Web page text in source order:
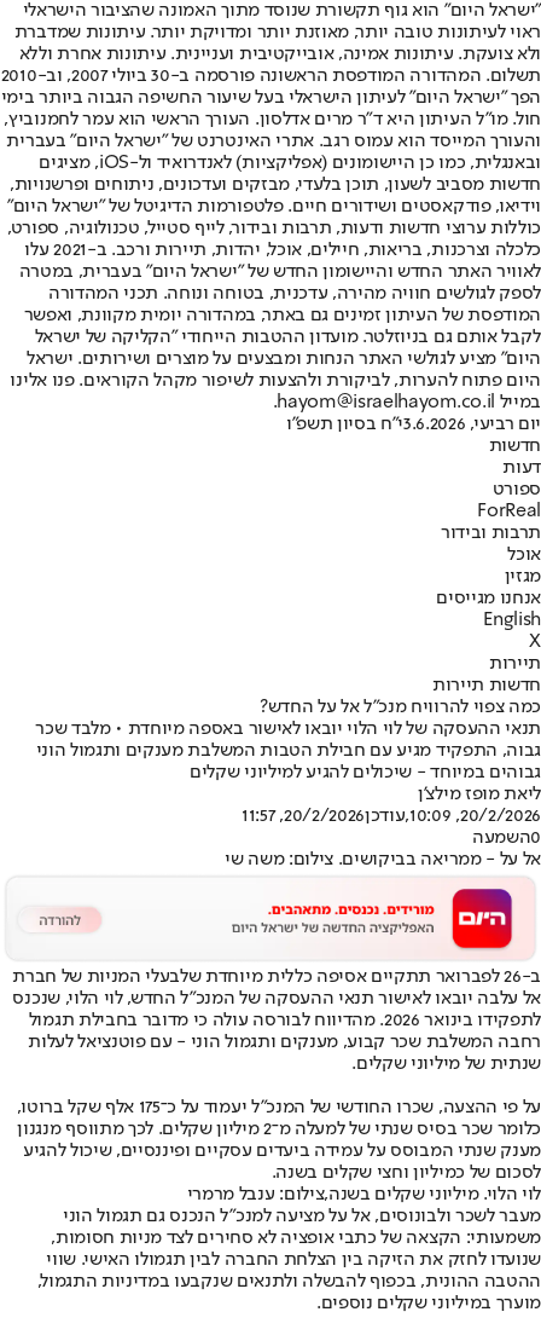
"ישראל היום" הוא גוף תקשורת שנוסד מתוך האמונה שהציבור הישראלי
ראוי לעיתונות טובה יותר, מאוזנת יותר ומדויקת יותר. עיתונות שמדברת
ולא צועקת. עיתונות אמינה, אובייקטיבית ועניינית. עיתונות אחרת וללא
תשלום. המהדורה המודפסת הראשונה פורסמה ב-30 ביולי 2007, וב-2010
הפך "ישראל היום" לעיתון הישראלי בעל שיעור החשיפה הגבוה ביותר בימי
חול. מו"ל העיתון היא ד"ר מרים אדלסון. העורך הראשי הוא עמר לחמנוביץ,
והעורך המייסד הוא עמוס רגב. אתרי האינטרנט של "ישראל היום" בעברית
ובאנגלית, כמו כן היישומונים (אפליקציות) לאנדרואיד ול-iOS, מציגים
חדשות מסביב לשעון, תוכן בלעדי, מבזקים ועדכונים, ניתוחים ופרשנויות,
וידיאו, פודקאסטים ושידורים חיים. פלטפורמות הדיגיטל של "ישראל היום"
כוללות ערוצי חדשות ודעות, תרבות ובידור, לייף סטייל, טכנולוגיה, ספורט,
כלכלה וצרכנות, בריאות, חיילים, אוכל, יהדות, תיירות ורכב. ב-2021 עלו
לאוויר האתר החדש והיישומון החדש של "ישראל היום" בעברית, במטרה
לספק לגולשים חוויה מהירה, עדכנית, בטוחה ונוחה. תכני המהדורה
המודפסת של העיתון זמינים גם באתר, במהדורה יומית מקוונת, ואפשר
לקבל אותם גם בניוזלטר. מועדון ההטבות הייחודי "הקליקה של ישראל
היום" מציע לגולשי האתר הנחות ומבצעים על מוצרים ושירותים. ישראל
היום פתוח להערות, לביקורת ולהצעות לשיפור מקהל הקוראים. פנו אלינו
במייל hayom@israelhayom.co.il.
יום רביעי, 3.6.2026
י"ח בסיון תשפ"ו
חדשות
דעות
ספורט
ForReal
תרבות ובידור
אוכל
מגזין
אנחנו מגייסים
English
X
תיירות
חדשות תיירות
כמה צפוי להרוויח מנכ"ל אל על החדש?
תנאי ההעסקה של לוי הלוי יובאו לאישור באספה מיוחדת • מלבד שכר
גבוה, התפקיד מגיע עם חבילת הטבות המשלבת מענקים ותגמול הוני
גבוהים במיוחד - שיכולים להגיע למיליוני שקלים
ליאת מופז מילצ'ן
20/2/2026, 10:09
,עודכן20/2/2026, 11:57
0השמעה
אל על - ממריאה בביקושים. צילום: משה שי
ב-26 לפברואר תתקיים אסיפה כללית מיוחדת של
בעלי המניות של חברת
אל עלבה יובאו לאישור תנאי ההעסקה של המנכ"ל החדש, לוי הלוי, שנכנס
לתפקידו בינואר 2026. מהדיווח לבורסה עולה כי מדובר בחבילת תגמול
רחבה המשלבת שכר קבוע, מענקים ותגמול הוני - עם פוטנציאל לעלות
שנתית של מיליוני שקלים.
על פי ההצעה, שכרו החודשי של המנכ"ל יעמוד על כ־175 אלף שקל ברוטו,
כלומר שכר בסיס שנתי של למעלה מ־2 מיליון שקלים. לכך מתווסף מנגנון
מענק שנתי המבוסס על עמידה ביעדים עסקיים ופיננסיים, שיכול להגיע
לסכום של כמיליון וחצי שקלים בשנה.
לוי הלוי. מיליוני שקלים בשנה,צילום: ענבל מרמרי
מעבר לשכר ולבונוסים, אל על מציעה למנכ"ל הנכנס גם תגמול הוני
משמעותי: הקצאה של כתבי אופציה לא סחירים לצד מניות חסומות,
שנועדו לחזק את הזיקה בין הצלחת החברה לבין תגמולו האישי. שווי
ההטבה ההונית, בכפוף להבשלה ולתנאים שנקבעו במדיניות התגמול,
מוערך במיליוני שקלים נוספים.